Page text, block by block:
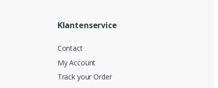
Klantenservice
Contact
My Account
Track your Order